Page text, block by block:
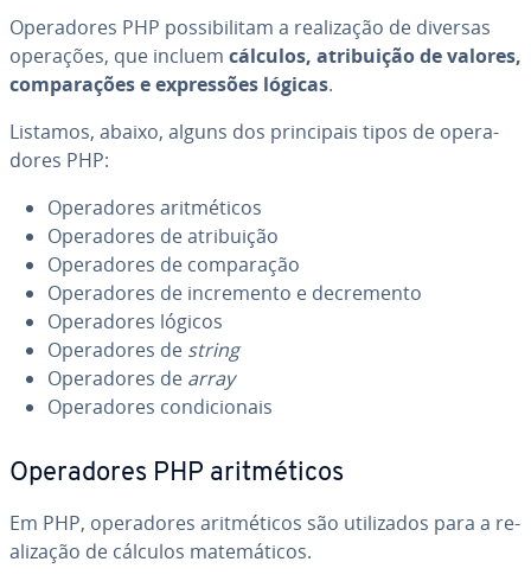
Ope­ra­do­res PHP pos­si­bi­li­tam a re­a­li­za­ção de diversas
operações, que incluem cálculos, atri­bui­ção de valores,
com­pa­ra­ções e ex­pres­sões lógicas.
Listamos, abaixo, alguns dos prin­ci­pais tipos de ope­ra­
do­res PHP:
Ope­ra­do­res arit­mé­ti­cos
Ope­ra­do­res de atri­bui­ção
Ope­ra­do­res de com­pa­ra­ção
Ope­ra­do­res de in­cre­mento e de­cre­mento
Ope­ra­do­res lógicos
Ope­ra­do­res de string
Ope­ra­do­res de array
Ope­ra­do­res con­di­ci­o­nais
Ope­ra­do­res PHP arit­mé­ti­cos
Em PHP, ope­ra­do­res arit­mé­ti­cos são uti­li­za­dos para a re­
a­li­za­ção de cálculos ma­te­má­ti­cos.